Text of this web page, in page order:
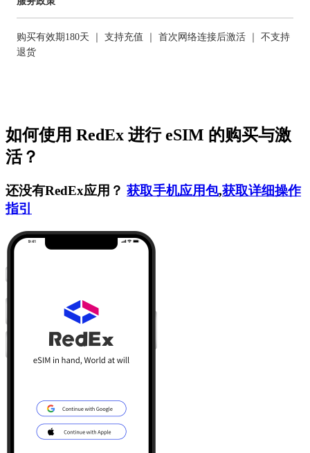
购买有效期180天 ｜ 支持充值 ｜ 首次网络连接后激活 ｜ 不支持
退货
如何使用 RedEx 进行 eSIM 的购买与激
活？
还没有RedEx应用？ 获取手机应用包,获取详细操作
指引